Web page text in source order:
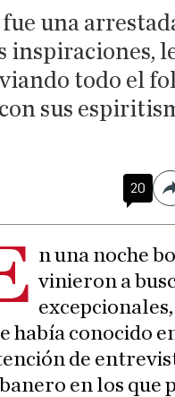
una
inspiraciones,
todo el
sus
20
n una noche
vinieron a
había conocido
de
en los que